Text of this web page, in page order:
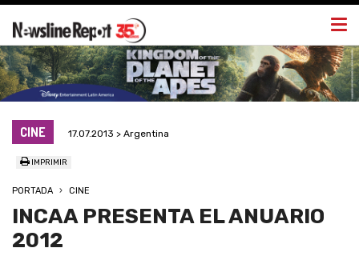
CINE 17.07.2013 > Argentina
IMPRIMIR
PORTADA CINE
INCAA PRESENTA EL ANUARIO
2012